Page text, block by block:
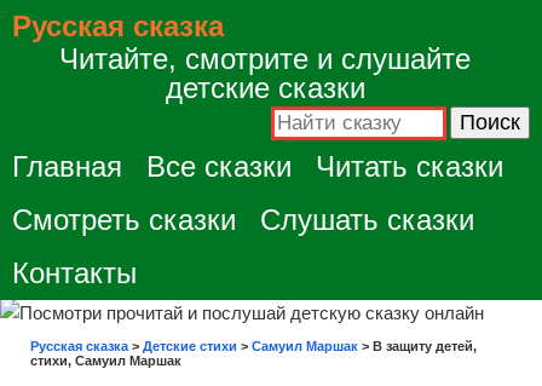
Русская сказка
Читайте, смотрите и слушайте
детские сказки
Главная Все сказки
Читать сказки
Смотреть сказки
Слушать сказки
Контакты
Русская сказка > Детские стихи > Самуил Маршак > В защиту детей,
стихи, Самуил Маршак